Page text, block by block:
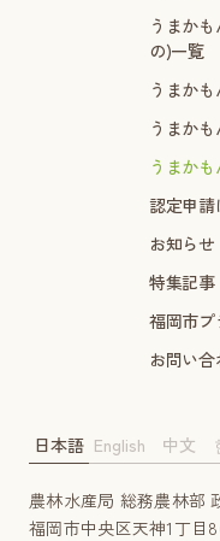
うまか
の)一覧
うまか
うまか
うまか
認定申請
お知らせ
特集記事
福岡市
お問い合
農林水産局 総務農林部
福岡市中央区天神1丁目8
日本語 English 中文